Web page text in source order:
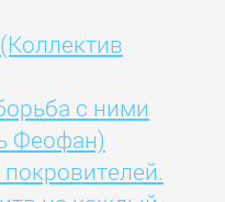
с ними
Феофан)